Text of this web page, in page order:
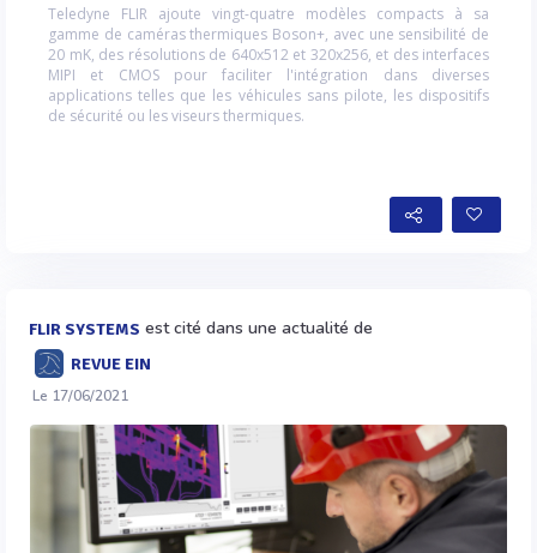
Teledyne FLIR ajoute vingt-quatre modèles compacts à sa
gamme de caméras thermiques Boson+, avec une sensibilité de
20 mK, des résolutions de 640x512 et 320x256, et des interfaces
MIPI et CMOS pour faciliter l'intégration dans diverses
applications telles que les véhicules sans pilote, les dispositifs
de sécurité ou les viseurs thermiques.
FLIR SYSTEMS est cité dans une actualité de
REVUE EIN
Le 17/06/2021